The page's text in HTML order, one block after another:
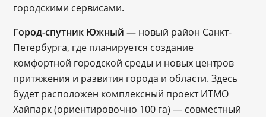
городскими сервисами.
Город-спутник Южный — новый район Санкт-
Петербурга, где планируется создание
комфортной городской среды и новых центров
притяжения и развития города и области. Здесь
будет расположен комплексный проект ИТМО
Хайпарк (ориентировочно 100 га) — совместный